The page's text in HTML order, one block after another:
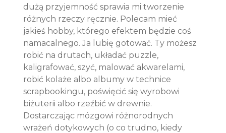
dużą przyjemność sprawia mi tworzenie
różnych rzeczy ręcznie. Polecam mieć
jakieś hobby, którego efektem będzie coś
namacalnego. Ja lubię gotować. Ty możesz
robić na drutach, układać puzzle,
kaligrafować, szyć, malować akwarelami,
robić kolaże albo albumy w technice
scrapbookingu, poświęcić się wyrobowi
biżuterii albo rzeźbić w drewnie.
Dostarczając mózgowi różnorodnych
wrażeń dotykowych (o co trudno, kiedy